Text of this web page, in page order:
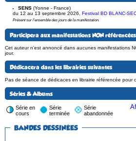
SENS (Yonne - France)
du 12 au 13 septembre 2026
Festival BD BLANC-
Présent sur l'ensemble des jours de la manifestation.
Participera aux manifestations NON
Cet auteur n'est annoncé dans aucunes manifestations
jour.
Dédicacera dans les librairies suivantes
Pas de séance de dédicaces en librairie référencée pour
Séries & Albums
Série en
cours
Série
terminée
Série
abandonnée
BANDES DESSINÉES